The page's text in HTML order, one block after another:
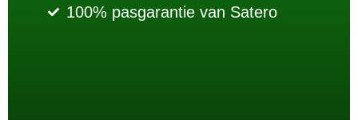
100% pasgarantie van Satero